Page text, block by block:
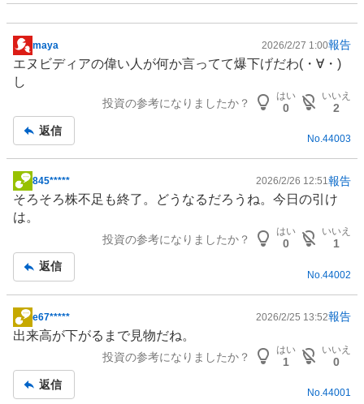
掲
示
板
maya 2026/2/27 1:00報告
エヌビディアの偉い人が何か言ってて爆下げだわ(⁠・⁠∀⁠・⁠)
し
投資の参考になりましたか？
はい
0
いいえ
2
返信
No.44003
掲
示
板
845***** 2026/2/26 12:51報告
そろそろ株不足も終了。どうなるだろうね。今日の引け
は。
投資の参考になりましたか？
はい
0
いいえ
1
返信
No. 44002
掲
示
事
e67***** 2026/2/25 13:52報告
出来高が下がるまで見物だね。
投資の参考になりましたか？
はい
1
いいえ
0
返信
No.44001